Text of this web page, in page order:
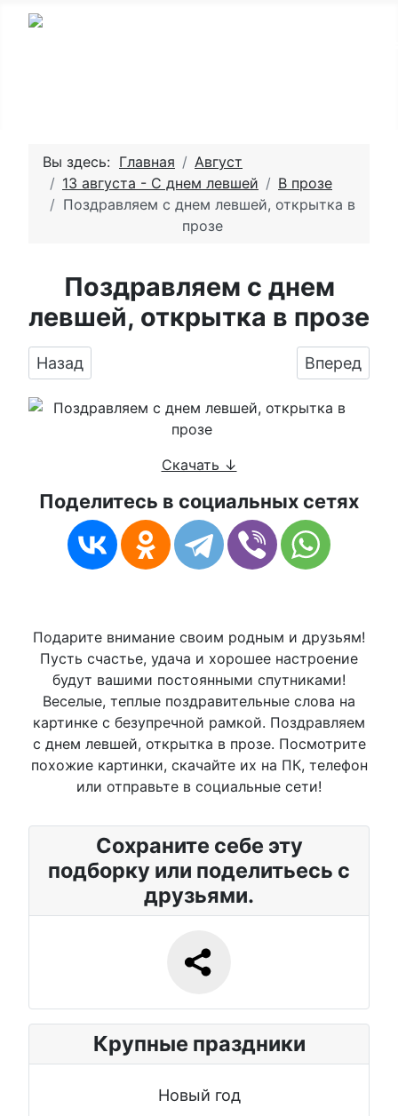
Вы здесь: Главная
Август
13 августа - С днем левшей
В прозе
Поздравляем с днем левшей, открытка в
прозе
Поздравляем с днем
левшей, открытка в прозе
Предыдущий: Оригинальное изображение в
Назад Вперед
Скачать ↓
Поделитесь в социальных сетях
Подарите внимание своим родным и друзьям!
Пусть счастье, удача и хорошее настроение
будут вашими постоянными спутниками!
Веселые, теплые поздравительные слова на
картинке с безупречной рамкой. Поздравляем
с днем левшей, открытка в прозе. Посмотрите
похожие картинки, скачайте их на ПК, телефон
или отправьте в социальные сети!
Сохраните себе эту
подборку или поделитьесь с
друзьями.
Крупные праздники
Новый год